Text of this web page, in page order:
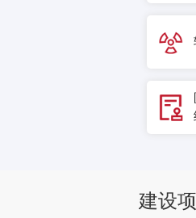
建设